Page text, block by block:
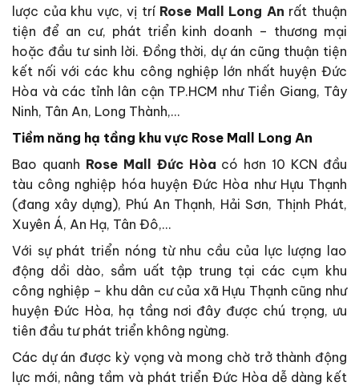
lược của khu vực, vị trí Rose Mall Long An rất thuận
tiện để an cư, phát triển kinh doanh – thương mại
hoặc đầu tư sinh lời. Đồng thời, dự án cũng thuận tiện
kết nối với các khu công nghiệp lớn nhất huyện Đức
Hòa và các tỉnh lân cận TP.HCM như Tiền Giang, Tây
Ninh, Tân An, Long Thành,…
Tiềm năng hạ tầng khu vực Rose Mall Long An
Bao quanh Rose Mall Đức Hòa có hơn 10 KCN đầu
tàu công nghiệp hóa huyện Đức Hòa như Hựu Thạnh
(đang xây dựng), Phú An Thạnh, Hải Sơn, Thịnh Phát,
Xuyên Á, An Hạ, Tân Đô,…
Với sự phát triển nóng từ nhu cầu của lực lượng lao
động dồi dào, sầm uất tập trung tại các cụm khu
công nghiệp – khu dân cư của xã Hựu Thạnh cũng như
huyện Đức Hòa, hạ tầng nơi đây được chú trọng, ưu
tiên đầu tư phát triển không ngừng.
Các dự án được kỳ vọng và mong chờ trở thành động
lực mới, nâng tầm và phát triển Đức Hòa dễ dàng kết